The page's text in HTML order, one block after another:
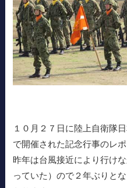
１０月２７日に陸上自衛隊
で開催された記念行事のレポ
昨年は台風接近により行け
っていた）ので２年ぶりと